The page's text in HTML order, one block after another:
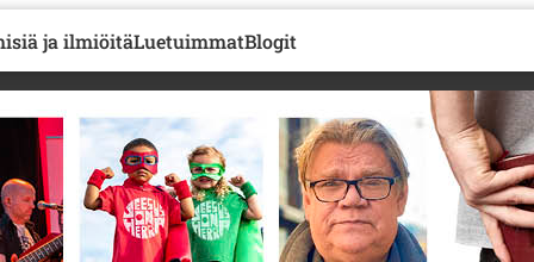
ja ilmiöitäLuetuimmatBlogit